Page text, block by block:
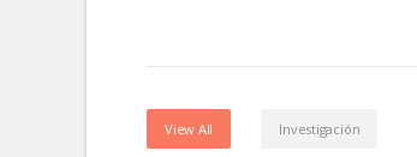
View All Investigación